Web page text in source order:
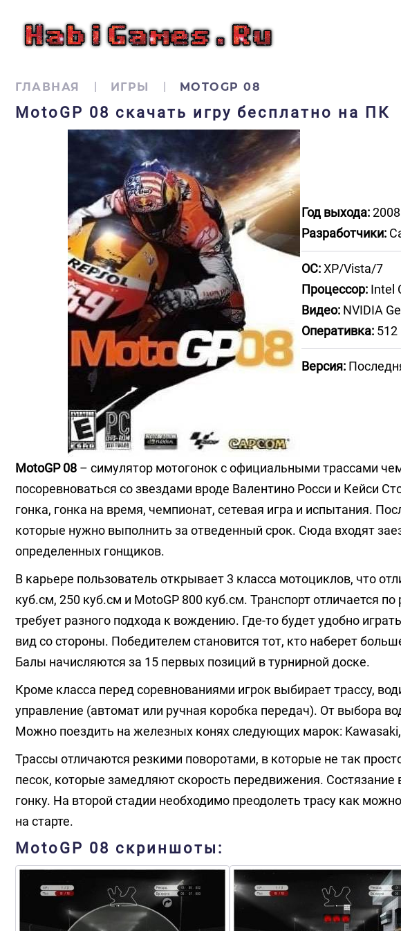
ГЛАВНАЯ ИГРЫ MOTOGP 08
MotoGP 08 скачать игру бесплатно на ПК
Год выхода:2008
Разработчики:
ОС:XP/Vista/7
Процессор: Intel
Видео: NVIDIA
Оперативка: 512
Версия:
MotoGP 08 – симулятор мотогонок с официальными трассами
посоревноваться со звездами вроде Валентино Росси и Кейси
гонка, гонка на время, чемпионат, сетевая игра и испытания.
которые нужно выполнить за отведенный срок. Сюда входят
определенных гонщиков.
В карьере пользователь открывает 3 класса мотоциклов, что
куб.см, 250 куб.см и MotoGP 800 куб.см. Транспорт отличается
требует разного подхода к вождению. Где-то будет удобно
вид со стороны. Победителем становится тот, кто наберет
Балы начисляются за 15 первых позиций в турнирной доске.
Кроме класса перед соревнованиями игрок выбирает трассу,
управление (автомат или ручная коробка передач). От выбора
Можно поездить на железных конях следующих марок: Kawasaki,
Трассы отличаются резкими поворотами, в которые не так
песок, которые замедляют скорость передвижения.
гонку. На второй стадии необходимо преодолеть трасу как
на старте.
MotoGP 08 скриншоты: